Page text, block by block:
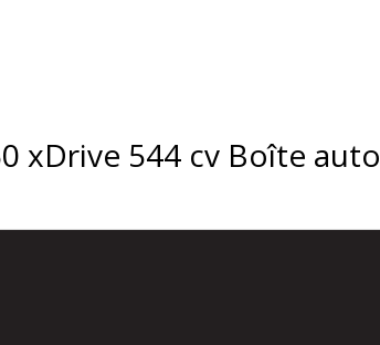
xDrive 544 cv Boîte auto